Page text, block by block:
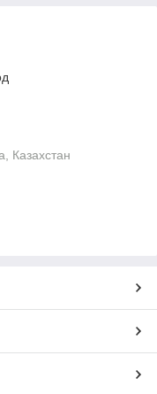
Казахстан